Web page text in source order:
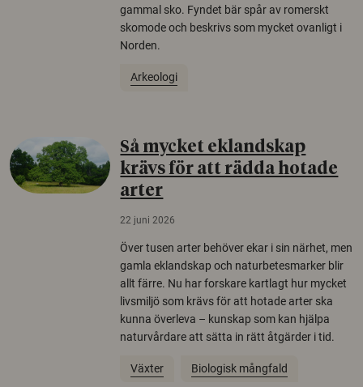
gammal sko. Fyndet bär spår av romerskt
skomode och beskrivs som mycket ovanligt i
Norden.
Arkeologi
Så mycket eklandskap
krävs för att rädda hotade
arter
22 juni 2026
Över tusen arter behöver ekar i sin närhet, men
gamla eklandskap och naturbetesmarker blir
allt färre. Nu har forskare kartlagt hur mycket
livsmiljö som krävs för att hotade arter ska
kunna överleva – kunskap som kan hjälpa
naturvårdare att sätta in rätt åtgärder i tid.
Växter Biologisk mångfald